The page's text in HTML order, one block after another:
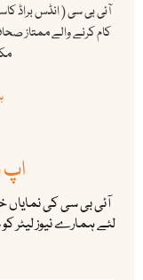
آئی بی سی ( انڈس براڈ
کام کرنے والے ممتاز
آئی بی سی کی نمایاں
لئے ہمارے نیوز لیٹر